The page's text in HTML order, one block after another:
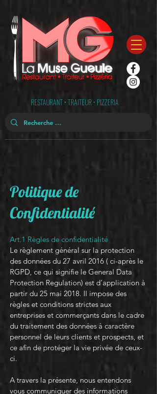
RESTAURANT • TRAITEUR • PIZZERIA
Politique de
Confidentialité
Art.1 Règles de confidentialité
Le règlement général sur la protection
des données du 27 avril 2016 ( ci-après le
RGPD, ce qui signifie le General Data
Protection Regulation) est d’application à
partir du 25 mai 2018. Il impose des
règles et conditions strictes aux
entreprises et commerçants dans le cadre
du traitement des données à caractère
personnel de leurs clients et prospects, et
ce afin de protéger la vie privée de ceux-
ci.
A travers la présente, nous entendons
vous communiquer des informations